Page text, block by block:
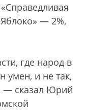
— 2%,
где народ в
умен, и не так,
— сказал Юрий